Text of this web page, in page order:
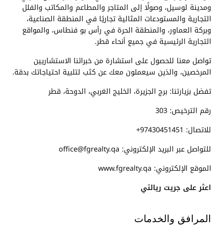
ومدينة لوسيل، وصولًا إلى المتاجر والمطاعم والمكاتب والفلل
التجارية والمستودعات المثالية تجاريًا في المنطقة الصناعية،
وبركة العماور، والمنطقة الحرة في رأس بو فنطاس، والمواقع
التجارية الرئيسية في جميع أنحاء قطر.
تواصل معنا للحصول على استشارة من خبرائنا الاستشاريين
المرخصين، والذين سيعملون معك عن كثب لتلبية احتياجاتك بدقة.
تفضل بزيارتنا: برج الجزيرة، الخليج الغربي، الدوحة، قطر
رقم الترخيص: 303
للاتصال: 97430451451+
للتواصل عبر البريد الإلكتروني: office@fgrealty.qa
الموقع الإلكتروني: www.fgrealty.qa
اعثر على جريت ريالتي
المرافق والخدمات